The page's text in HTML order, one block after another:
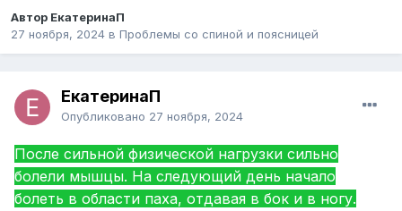
Автор ЕкатеринаП
27 ноября, 2024 в Проблемы со спиной и поясницей
ЕкатеринаП
Опубликовано 27 ноября, 2024
После сильной физической нагрузки сильно
болели мышцы. На следующий день начало
болеть в области паха, отдавая в бок и в ногу.